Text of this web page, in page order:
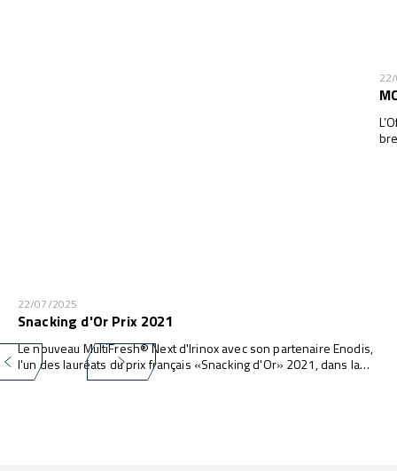
22/07/2025
Snacking d'Or Prix 2021
Le nouveau MultiFresh® Next d'Irinox avec son partenaire Enodis,
l'un des lauréats du prix français «Snacking d'Or» 2021, dans la
catégorie des équipements de cuisine professionnels.